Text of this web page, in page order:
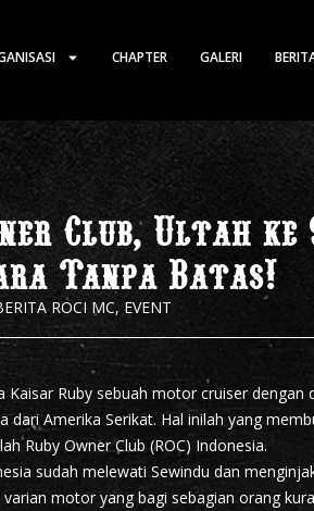
CHAPTER GALERI
Club, Ultah
Tanpa Batas!
ROCI MC, EVENT
Kaisar Ruby sebuah motor cruiser
dari Amerika Serikat. Hal inilah yang
Ruby Owner Club (ROC) Indonesia.
sudah melewati Sewindu dan
motor yang bagi sebagian orang